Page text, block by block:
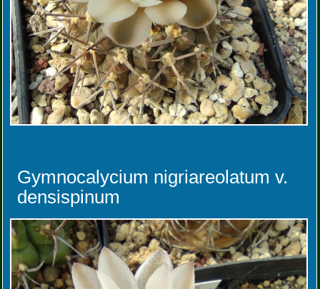
Gymnocalycium nigriareolatum v.
densispinum